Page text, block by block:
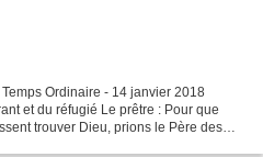
Ordinaire - 14 janvier 2018
et du réfugié Le prêtre : Pour que
trouver Dieu, prions le Père des